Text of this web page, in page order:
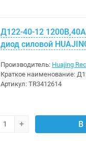
Д122-40-12
диод силовой
Производитель: Huajing
Краткое наименование:
Артикул: TR3412614
+ В